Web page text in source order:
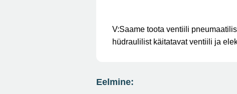
V:Saame toota ventiili
hüdraulilist käitatavat ventiili ja
Eelmine: